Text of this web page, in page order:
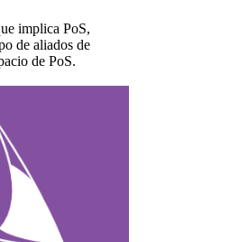
implica PoS,
de aliados de
de PoS.